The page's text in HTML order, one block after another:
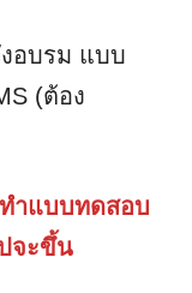
อบรม แบบ
(ต้อง
ำแบบทดสอบ
จะขึ้น